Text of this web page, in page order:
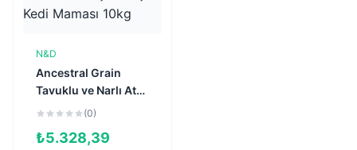
N&D
Ancestral Grain
Tavuklu ve Narlı Ata
Tahıllı
Maması 10kg
(0)
₺5.328,39